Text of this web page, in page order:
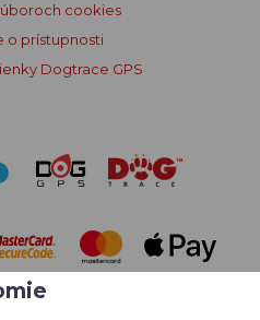
cookies
o prístupnosti
Dogtrace GPS